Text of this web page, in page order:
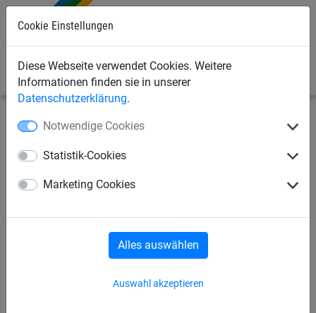
Cookie Einstellungen
Diese Webseite verwendet Cookies. Weitere
Informationen finden sie in unserer
Datenschutzerklärung.
Notwendige Cookies
Statistik-Cookies
Marketing Cookies
Auswahl akzeptieren
Alles auswählen
Industrienetze Abdecknetze und -planen Abdecknetze
Abdecknetz ø 2,3 mm aus
Polypropylen, Größe 2,50 x
3,50 m